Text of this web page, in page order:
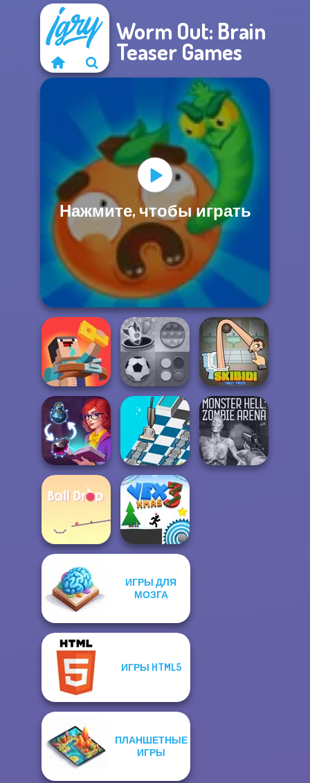
Worm Out: Brain
Teaser Games
Нажмите, чтобы играть
Noob: Zombie
Prison Escape
Mind Games for
2-3-4 Player
Skibidi Toilet
Puzzle
Sorting Sorcery
Dusty Maze
Hunter
Ball Drop
ИГРЫ ДЛЯ
МОЗГА
ИГРЫ HTML5
ПЛАНШЕТНЫЕ
ИГРЫ